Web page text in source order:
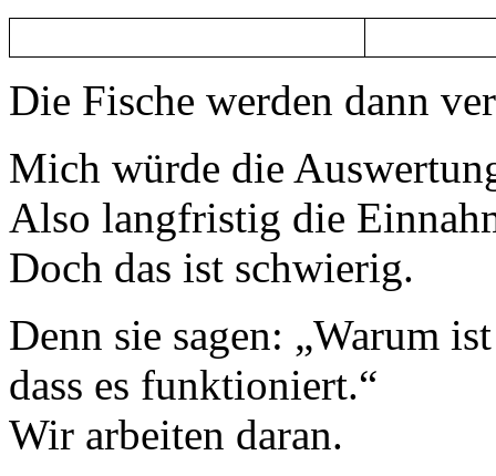
Die Fische werden dann
Mich würde die
Also langfristig die
Doch das ist schwierig.
Denn sie sagen: „Warum
dass es funktioniert.“
Wir arbeiten daran.